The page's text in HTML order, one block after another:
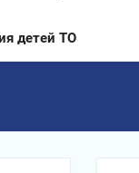
детей ТО